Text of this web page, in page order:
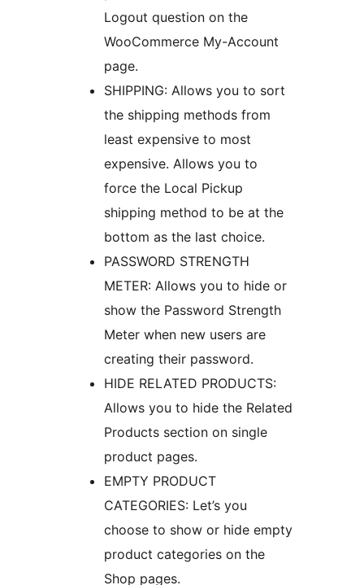
Logout question on the
WooCommerce My-Account
page.
SHIPPING: Allows you to sort
the shipping methods from
least expensive to most
expensive. Allows you to
force the Local Pickup
shipping method to be at the
bottom as the last choice.
PASSWORD STRENGTH
METER: Allows you to hide or
show the Password Strength
Meter when new users are
creating their password.
HIDE RELATED PRODUCTS:
Allows you to hide the Related
Products section on single
product pages.
EMPTY PRODUCT
CATEGORIES: Let’s you
choose to show or hide empty
product categories on the
Shop pages.